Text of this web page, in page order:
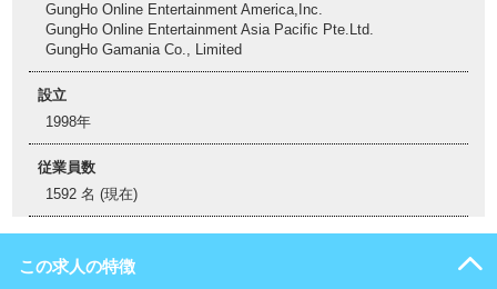
GungHo Online Entertainment America,Inc.
GungHo Online Entertainment Asia Pacific Pte.Ltd.
GungHo Gamania Co., Limited
設立
1998年
従業員数
1592 名 (現在)
この求人の特徴